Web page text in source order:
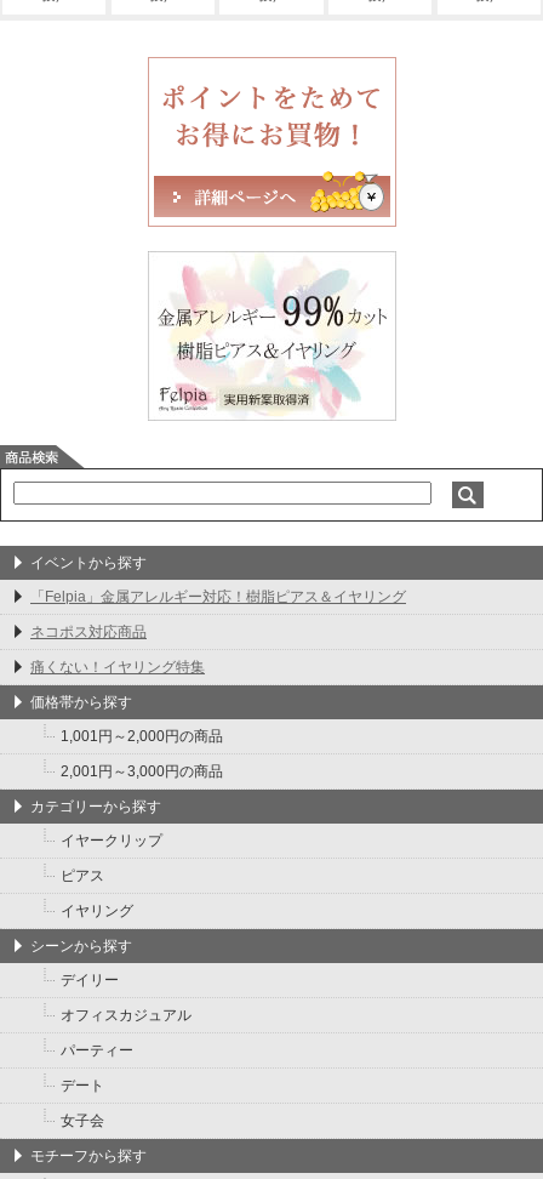
イベントから探す
「Felpia」金属アレルギー対応！樹脂ピアス＆イヤリング
ネコポス対応商品
痛くない！イヤリング特集
価格帯から探す
1,001円～2,000円の商品
2,001円～3,000円の商品
カテゴリーから探す
イヤークリップ
ピアス
イヤリング
シーンから探す
デイリー
オフィスカジュアル
パーティー
デート
女子会
モチーフから探す